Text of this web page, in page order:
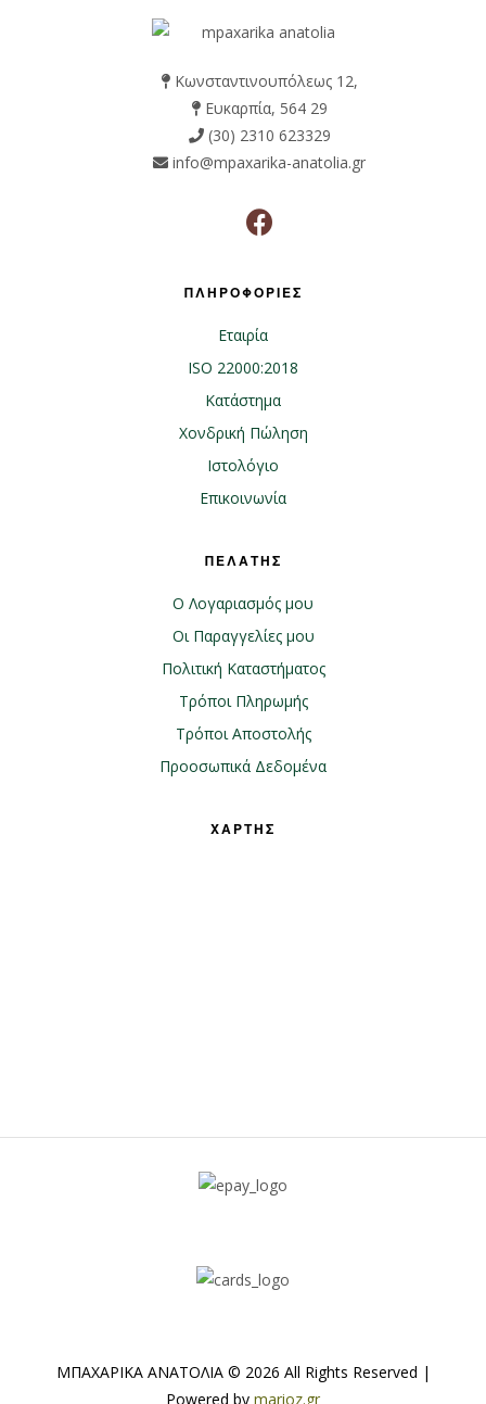
Κωνσταντινουπόλεως 12,
Ευκαρπία, 564 29
(30) 2310 623329
info@mpaxarika-anatolia.gr
ΠΛΗΡΟΦΟΡΙΕΣ
Εταιρία
ISO 22000:2018
Κατάστημα
Χονδρική Πώληση
Ιστολόγιο
Επικοινωνία
ΠΕΛΑΤΗΣ
Ο Λογαριασμός μου
Οι Παραγγελίες μου
Πολιτική Καταστήματος
Τρόποι Πληρωμής
Τρόποι Αποστολής
Προοσωπικά Δεδομένα
ΧΑΡΤΗΣ
ΜΠΑΧΑΡΙΚΑ ΑΝΑΤΟΛΙΑ © 2026 All Rights Reserved |
Powered by marioz.gr